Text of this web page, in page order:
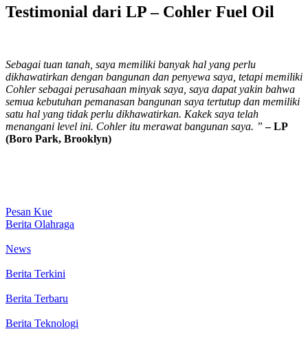
Testimonial dari LP – Cohler Fuel Oil
Sebagai tuan tanah, saya memiliki banyak hal yang perlu
dikhawatirkan dengan bangunan dan penyewa saya, tetapi memiliki
Cohler sebagai perusahaan minyak saya, saya dapat yakin bahwa
semua kebutuhan pemanasan bangunan saya tertutup dan memiliki
satu hal yang tidak perlu dikhawatirkan. Kakek saya telah
menangani level ini. Cohler itu merawat bangunan saya. ” – LP
(Boro Park, Brooklyn)
Pesan Kue
Berita Olahraga
News
Berita Terkini
Berita Terbaru
Berita Teknologi